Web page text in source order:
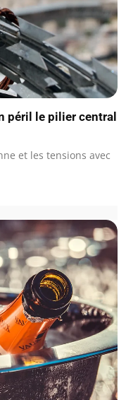
péril le pilier central
et les tensions avec